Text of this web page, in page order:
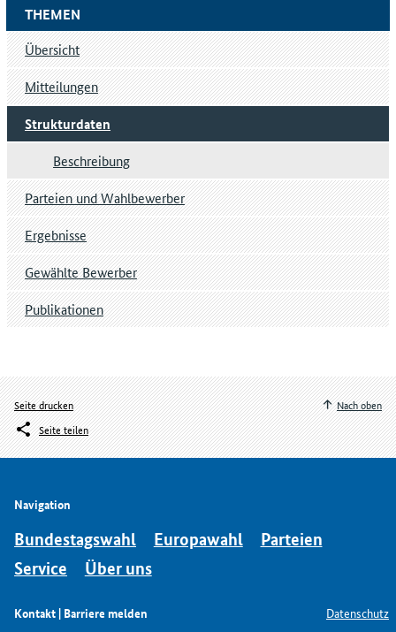
THEMEN
Übersicht
Mitteilungen
Strukturdaten
Beschreibung
Parteien und Wahlbewerber
Ergebnisse
Gewählte Bewerber
Publikationen
Seite drucken
Seite teilen
Nach oben
Navigation
Bundestagswahl Europawahl
Parteien
Service
Über uns
Kontakt | Barriere melden
Datenschutz